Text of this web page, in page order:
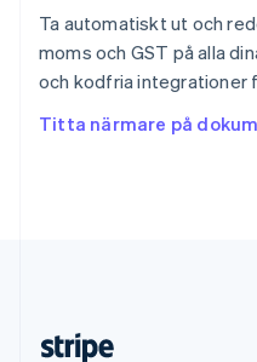
Ta automatiskt ut och
moms och GST på alla
och kodfria integrationer
Titta närmare på
Sverige
Thailand
ไทยEnglish
English